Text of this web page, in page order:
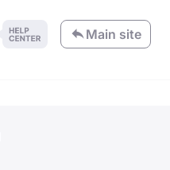
Main site